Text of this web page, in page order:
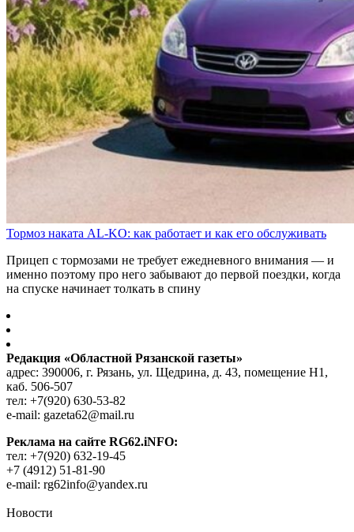
Тормоз наката AL-KO: как работает и как его обслуживать
Прицеп с тормозами не требует ежедневного внимания — и
именно поэтому про него забывают до первой поездки, когда
на спуске начинает толкать в спину
Редакция «Областной Рязанской газеты»
адрес: 390006, г. Рязань, ул. Щедрина, д. 43, помещение Н1,
каб. 506-507
тел: +7(920) 630-53-82
e-mail: gazeta62@mail.ru
Реклама на сайте RG62.iNFO:
тел: +7(920) 632-19-45
+7 (4912) 51-81-90
e-mail: rg62info@yandex.ru
Новости